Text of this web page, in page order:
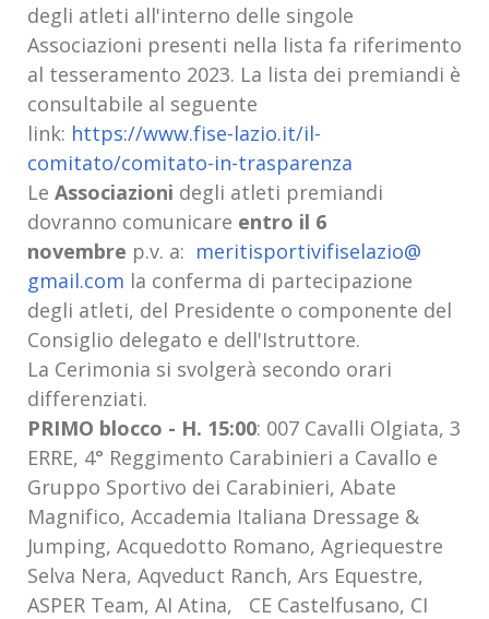
degli atleti all'interno delle singole
Associazioni presenti nella lista fa riferimento
al tesseramento 2023. La lista dei premiandi è
consultabile al seguente
link: https://www.fise-lazio.it/il-
comitato/comitato-in-trasparenza
Le Associazioni degli atleti premiandi
dovranno comunicare entro il 6
novembre p.v. a: meritisportivifiselazio@
gmail.com la conferma di partecipazione
degli atleti, del Presidente o componente del
Consiglio delegato e dell'Istruttore.
La Cerimonia si svolgerà secondo orari
differenziati.
PRIMO blocco - H. 15:00: 007 Cavalli Olgiata, 3
ERRE, 4° Reggimento Carabinieri a Cavallo e
Gruppo Sportivo dei Carabinieri, Abate
Magnifico, Accademia Italiana Dressage &
Jumping, Acquedotto Romano, Agriequestre
Selva Nera, Aqveduct Ranch, Ars Equestre,
ASPER Team, AI Atina, CE Castelfusano, CI